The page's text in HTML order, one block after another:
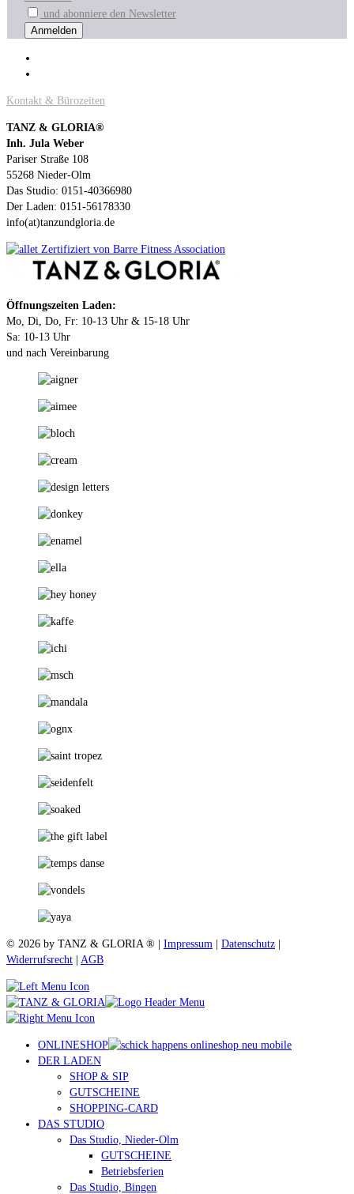
und abonniere den Newsletter
Kontakt & Bürozeiten
TANZ & GLORIA®
Inh. Jula Weber
Pariser Straße 108
55268 Nieder-Olm
Das Studio: 0151-40366980
Der Laden: 0151-56178330
info(at)tanzundgloria.de
Öffnungszeiten Laden:
Mo, Di, Do, Fr: 10-13 Uhr & 15-18 Uhr
Sa: 10-13 Uhr
und nach Vereinbarung
© 2026 by TANZ & GLORIA ® | Impressum | Datenschutz |
Widerrufsrecht | AGB
ONLINESHOP
DER LADEN
SHOP & SIP
GUTSCHEINE
SHOPPING-CARD
DAS STUDIO
Das Studio, Nieder-Olm
GUTSCHEINE
Betriebsferien
Das Studio, Bingen